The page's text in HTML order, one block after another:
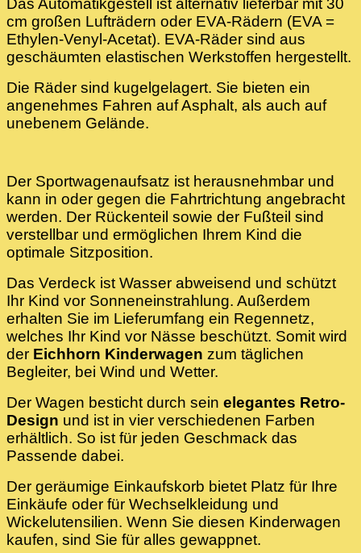
Das Automatikgestell ist alternativ lieferbar mit 30
cm großen Lufträdern oder EVA-Rädern (EVA =
Ethylen-Venyl-Acetat). EVA-Räder sind aus
geschäumten elastischen Werkstoffen hergestellt.
Die Räder sind kugelgelagert. Sie bieten ein
angenehmes Fahren auf Asphalt, als auch auf
unebenem Gelände.
Der Sportwagenaufsatz ist herausnehmbar und
kann in oder gegen die Fahrtrichtung angebracht
werden. Der Rückenteil sowie der Fußteil sind
verstellbar und ermöglichen Ihrem Kind die
optimale Sitzposition.
Das Verdeck ist Wasser abweisend und schützt
Ihr Kind vor Sonneneinstrahlung. Außerdem
erhalten Sie im Lieferumfang ein Regennetz,
welches Ihr Kind vor Nässe beschützt. Somit wird
der Eichhorn Kinderwagen zum täglichen
Begleiter, bei Wind und Wetter.
Der Wagen besticht durch sein elegantes Retro-
Design und ist in vier verschiedenen Farben
erhältlich. So ist für jeden Geschmack das
Passende dabei.
Der geräumige Einkaufskorb bietet Platz für Ihre
Einkäufe oder für Wechselkleidung und
Wickelutensilien. Wenn Sie diesen Kinderwagen
kaufen, sind Sie für alles gewappnet.